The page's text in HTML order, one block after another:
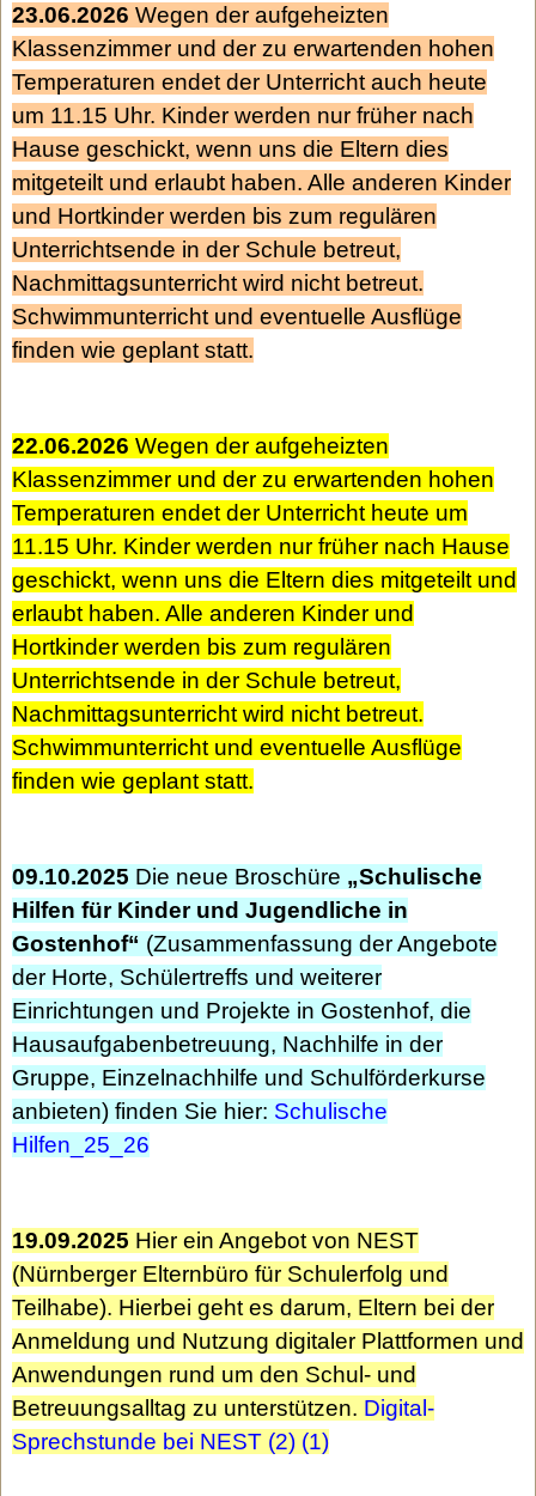
23.06.2026 Wegen der aufgeheizten
Klassenzimmer und der zu erwartenden hohen
Temperaturen endet der Unterricht auch heute
um 11.15 Uhr. Kinder werden nur früher nach
Hause geschickt, wenn uns die Eltern dies
mitgeteilt und erlaubt haben. Alle anderen Kinder
und Hortkinder werden bis zum regulären
Unterrichtsende in der Schule betreut,
Nachmittagsunterricht wird nicht betreut.
Schwimmunterricht und eventuelle Ausflüge
finden wie geplant statt.
22.06.2026 Wegen der aufgeheizten
Klassenzimmer und der zu erwartenden hohen
Temperaturen endet der Unterricht heute um
11.15 Uhr. Kinder werden nur früher nach Hause
geschickt, wenn uns die Eltern dies mitgeteilt und
erlaubt haben. Alle anderen Kinder und
Hortkinder werden bis zum regulären
Unterrichtsende in der Schule betreut,
Nachmittagsunterricht wird nicht betreut.
Schwimmunterricht und eventuelle Ausflüge
finden wie geplant statt.
09.10.2025 Die neue Broschüre „Schulische
Hilfen für Kinder und Jugendliche in
Gostenhof“ (Zusammenfassung der Angebote
der Horte, Schülertreffs und weiterer
Einrichtungen und Projekte in Gostenhof, die
Hausaufgabenbetreuung, Nachhilfe in der
Gruppe, Einzelnachhilfe und Schulförderkurse
anbieten) finden Sie hier: Schulische
Hilfen_25_26
19.09.2025 Hier ein Angebot von NEST
(Nürnberger Elternbüro für Schulerfolg und
Teilhabe). Hierbei geht es darum, Eltern bei der
Anmeldung und Nutzung digitaler Plattformen und
Anwendungen rund um den Schul- und
Betreuungsalltag zu unterstützen. Digital-
Sprechstunde bei NEST (2) (1)